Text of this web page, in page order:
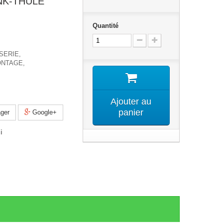
Google+
Quantité
Ajouter au
panier